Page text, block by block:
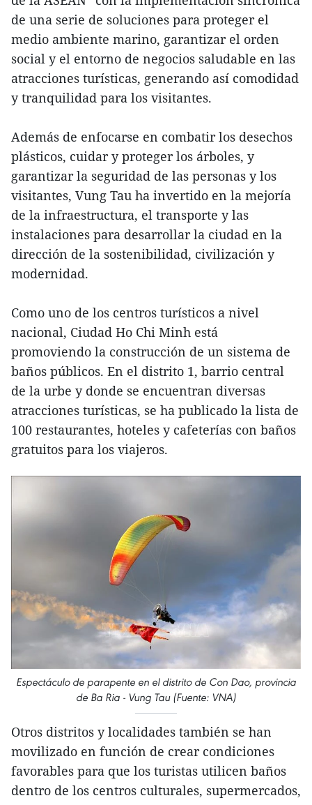
de una serie de soluciones para proteger el
medio ambiente marino, garantizar el orden
social y el entorno de negocios saludable en las
atracciones turísticas, generando así comodidad
y tranquilidad para los visitantes.
Además de enfocarse en combatir los desechos
plásticos, cuidar y proteger los árboles, y
garantizar la seguridad de las personas y los
visitantes, Vung Tau ha invertido en la mejoría
de la infraestructura, el transporte y las
instalaciones para desarrollar la ciudad en la
dirección de la sostenibilidad, civilización y
modernidad.
Como uno de los centros turísticos a nivel
nacional, Ciudad Ho Chi Minh está
promoviendo la construcción de un sistema de
baños públicos. En el distrito 1, barrio central
de la urbe y donde se encuentran diversas
atracciones turísticas, se ha publicado la lista de
100 restaurantes, hoteles y cafeterías con baños
gratuitos para los viajeros.
Espectáculo de parapente en el distrito de Con Dao, provincia
de Ba Ria - Vung Tau (Fuente: VNA)
Otros distritos y localidades también se han
movilizado en función de crear condiciones
favorables para que los turistas utilicen baños
dentro de los centros culturales, supermercados,